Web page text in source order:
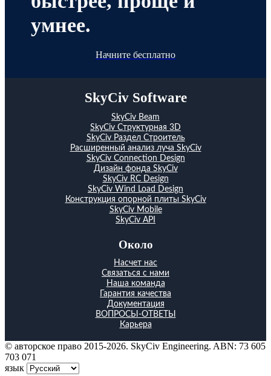
умнее.
Начните бесплатно
SkyCiv Software
SkyCiv Beam
SkyCiv Структурная 3D
SkyCiv Раздел Строитель
Расширенный анализ луча SkyCiv
SkyCiv Connection Design
Дизайн фонда SkyCiv
SkyCiv RC Design
SkyCiv Wind Load Design
Конструкция опорной плиты SkyCiv
SkyCiv Mobile
SkyCiv API
Около
Насчет нас
Связаться с нами
Наша команда
Гарантия качества
Документация
ВОПРОСЫ-ОТВЕТЫ
Карьера
© авторское право 2015-2026. SkyCiv Engineering. ABN: 73 605
703 071
язык